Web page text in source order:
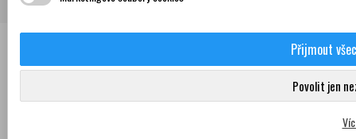
Metabolica Triplex 20 tobolek
Přijmout
Povolit jen